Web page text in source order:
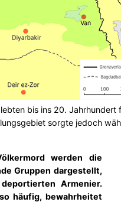
bis ins 20. Jahrhundert
sorgte jedoch
werden die
Gruppen dargestellt,
Armenier.
häufig, bewahrheitet